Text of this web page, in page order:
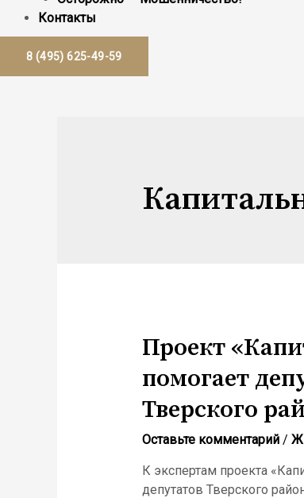
Контакты
8 (495) 625-49-59
Проект
помогает
Тверского
Оставьте комментарий /
К экспертам проекта
депутатов Тверского